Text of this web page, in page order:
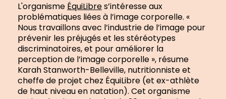
L'organisme ÉquiLibres’intéresse aux
problématiques liées à l’image corporelle. «
Nous travaillons avec l’industrie de l’image pour
prévenir les préjugés et les stéréotypes
discriminatoires, et pour améliorer la
perception de l’image corporelle », résume
Karah Stanworth-Belleville, nutritionniste et
cheffe de projet chez ÉquiLibre (et ex-athlète
de haut niveau en natation). Cet organisme